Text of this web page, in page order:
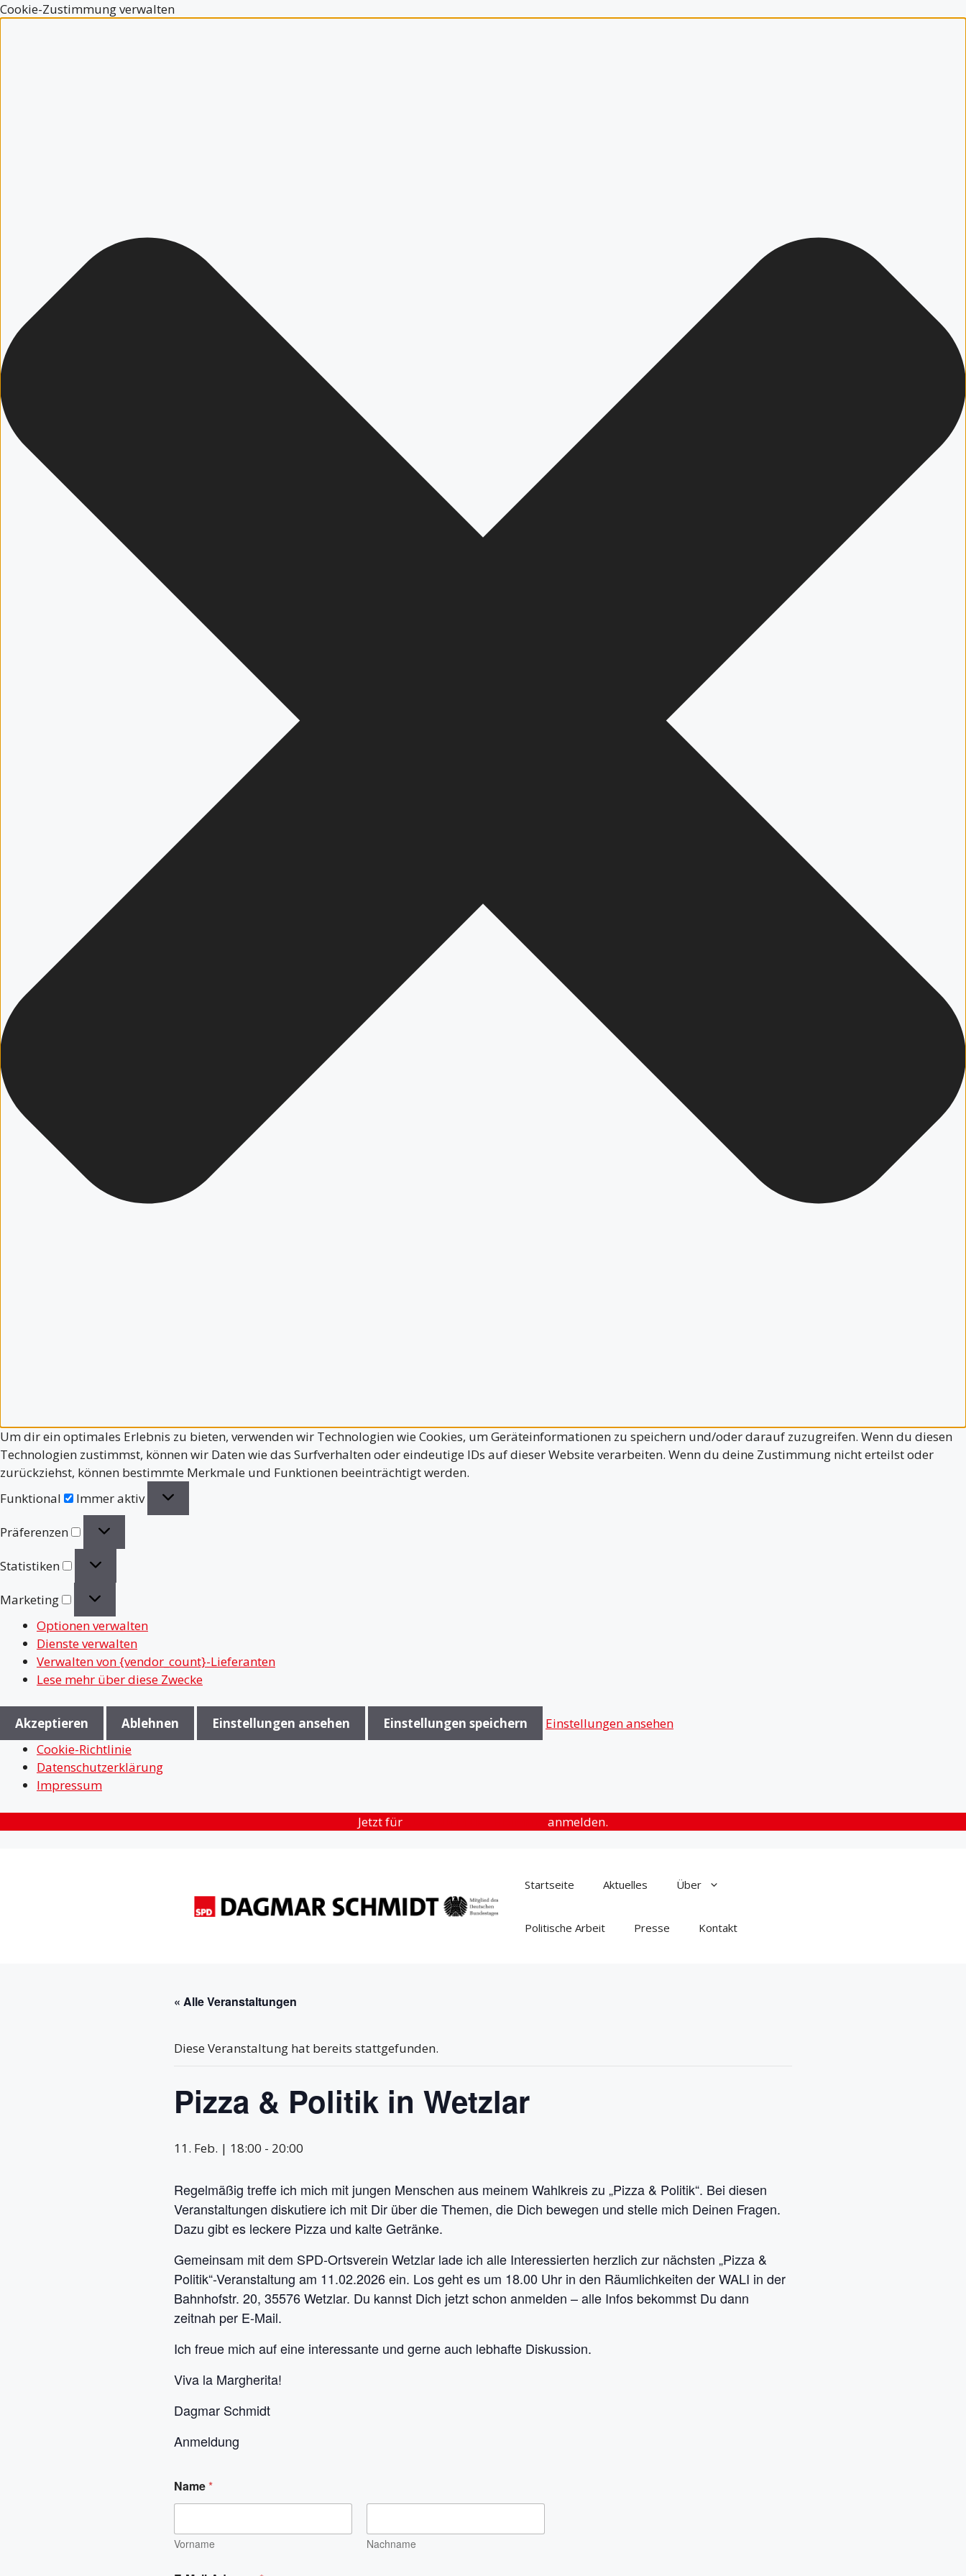
Cookie-Zustimmung verwalten
Um dir ein optimales Erlebnis zu bieten, verwenden wir Technologien wie Cookies, um Geräteinformationen zu speichern und/oder darauf zuzugreifen. Wenn du diesen
Technologien zustimmst, können wir Daten wie das Surfverhalten oder eindeutige IDs auf dieser Website verarbeiten. Wenn du deine Zustimmung nicht erteilst oder
zurückziehst, können bestimmte Merkmale und Funktionen beeinträchtigt werden.
Funktional
Immer aktiv
Präferenzen
Statistiken
Marketing
Optionen verwalten
Dienste verwalten
Verwalten von {vendor_count}-Lieferanten
Lese mehr über diese Zwecke
Akzeptieren Ablehnen Einstellungen ansehen Einstellungen speichern
Einstellungen ansehen
Cookie-Richtlinie
Datenschutzerklärung
Impressum
Jetzt für anmelden.
Startseite Aktuelles Über
Politische Arbeit Presse Kontakt
« Alle Veranstaltungen
Diese Veranstaltung hat bereits stattgefunden.
Pizza & Politik in Wetzlar
11. Feb. | 18:00 - 20:00
Regelmäßig treffe ich mich mit jungen Menschen aus meinem Wahlkreis zu „Pizza & Politik“. Bei diesen
Veranstaltungen diskutiere ich mit Dir über die Themen, die Dich bewegen und stelle mich Deinen Fragen.
Dazu gibt es leckere Pizza und kalte Getränke.
Gemeinsam mit dem SPD-Ortsverein Wetzlar lade ich alle Interessierten herzlich zur nächsten „Pizza &
Politik“-Veranstaltung am 11.02.2026 ein. Los geht es um 18.00 Uhr in den Räumlichkeiten der WALI in der
Bahnhofstr. 20, 35576 Wetzlar. Du kannst Dich jetzt schon anmelden – alle Infos bekommst Du dann
zeitnah per E-Mail.
Ich freue mich auf eine interessante und gerne auch lebhafte Diskussion.
Viva la Margherita!
Dagmar Schmidt
Anmeldung
Name*
Vorname Nachname